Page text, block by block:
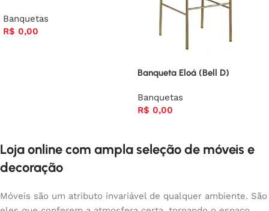
Banquetas
R$ 0,00
Banqueta Eloá (Bell D)
Banquetas
R$ 0,00
Loja online com ampla seleção de móveis e
decoração
Móveis são um atributo invariável de qualquer ambiente. São